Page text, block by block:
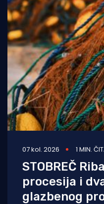
07 kol. 2026 1 MIN.
STOBREČ
procesija i
glazbenog